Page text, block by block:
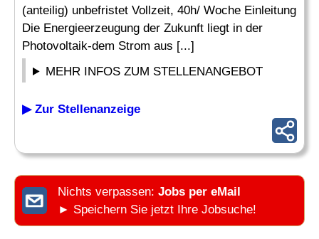
(anteilig) unbefristet Vollzeit, 40h/ Woche Einleitung
Die Energieerzeugung der Zukunft liegt in der
Photovoltaik-dem Strom aus [...]
MEHR INFOS ZUM STELLENANGEBOT
▶ Zur Stellenanzeige
Nichts verpassen: Jobs per eMail
► Speichern Sie jetzt Ihre Jobsuche!